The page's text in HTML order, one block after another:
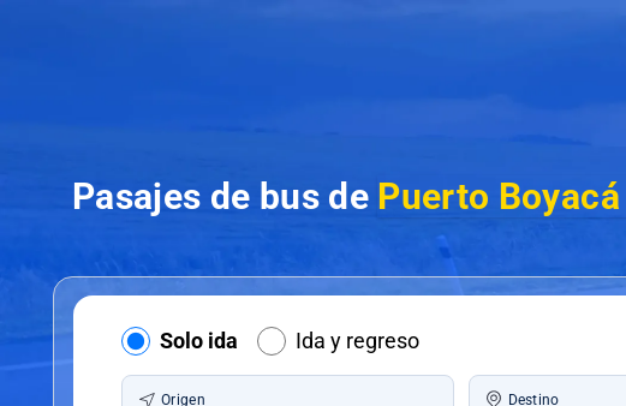
Pasajes de bus de Puerto
Solo ida Ida y regreso
Origen Destino